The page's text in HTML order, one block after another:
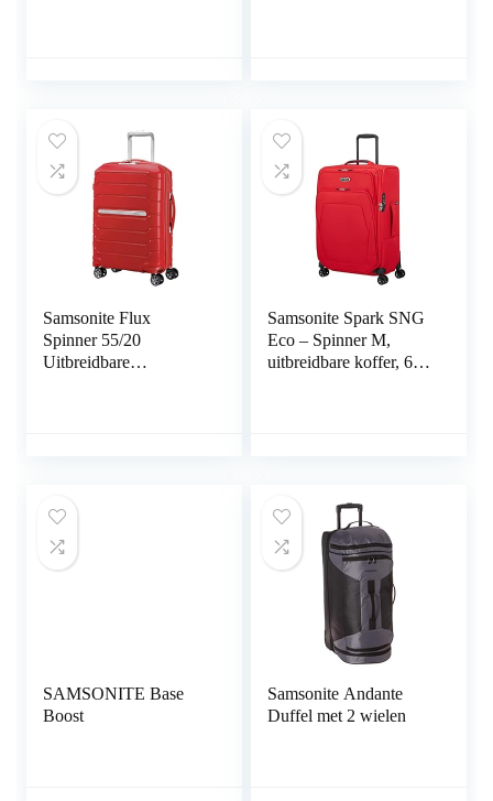
Samsonite Flux
Spinner 55/20
Uitbreidbare
Samsonite Spark SNG
Eco – Spinner M,
uitbreidbare koffer, 67
SAMSONITE Base
Boost
Samsonite Andante
Duffel met 2 wielen